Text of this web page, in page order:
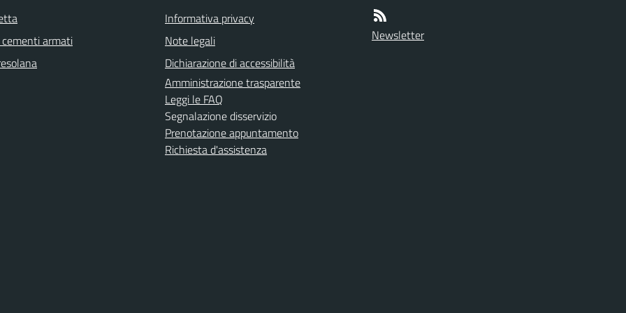
armati
Informativa privacy
Note legali
Dichiarazione di accessibilità
Amministrazione trasparente
Leggi le FAQ
Segnalazione disservizio
Prenotazione appuntamento
Richiesta d'assistenza
Newsletter